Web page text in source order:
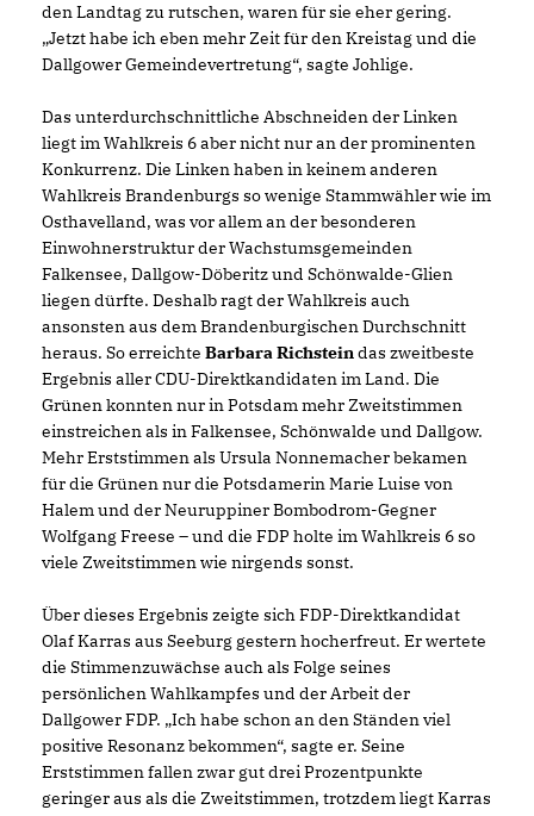
den Landtag zu rutschen, waren für sie eher gering.
Jetzt habe ich eben mehr Zeit für den Kreistag und die
Dallgower Gemeindevertretung“, sagte Johlige.
Das unterdurchschnittliche Abschneiden der Linken
liegt im Wahlkreis 6 aber nicht nur an der prominenten
Konkurrenz. Die Linken haben in keinem anderen
Wahlkreis Brandenburgs so wenige Stammwähler wie im
Osthavelland, was vor allem an der besonderen
Einwohnerstruktur der Wachstumsgemeinden
Falkensee, Dallgow-Döberitz und Schönwalde-Glien
liegen dürfte. Deshalb ragt der Wahlkreis auch
ansonsten aus dem Brandenburgischen Durchschnitt
heraus. So erreichte Barbara Richsteindas zweitbeste
Ergebnis aller CDU-Direktkandidaten im Land. Die
Grünen konnten nur in Potsdam mehr Zweitstimmen
einstreichen als in Falkensee, Schönwalde und Dallgow.
Mehr Erststimmen als Ursula Nonnemacher bekamen
für die Grünen nur die Potsdamerin Marie Luise von
Halem und der Neuruppiner Bombodrom-Gegner
Wolfgang Freese – und die FDP holte im Wahlkreis 6 so
viele Zweitstimmen wie nirgends sonst.
Über dieses Ergebnis zeigte sich FDP-Direktkandidat
Olaf Karras aus Seeburg gestern hocherfreut. Er wertete
die Stimmenzuwächse auch als Folge seines
persönlichen Wahlkampfes und der Arbeit der
Dallgower FDP. „Ich habe schon an den Ständen viel
positive Resonanz bekommen“, sagte er. Seine
Erststimmen fallen zwar gut drei Prozentpunkte
geringer aus als die Zweitstimmen, trotzdem liegt Karras